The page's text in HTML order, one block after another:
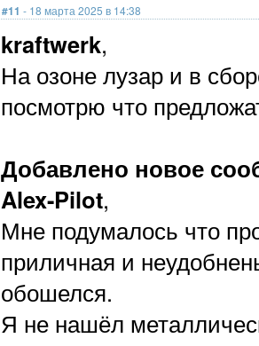
#11 - 18 марта 2025 в 14:38
kraftwerk,
На озоне лузар и в
посмотрю что
Добавлено новое
Alex-Pilot,
Мне подумалось что
приличная и
обошелся.
Я не нашёл